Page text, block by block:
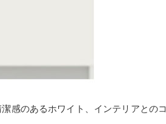
感のあるホワイト、インテリアとのコ